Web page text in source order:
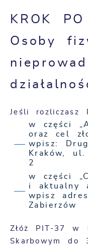
KROK
Osoby
Jeśli rozliczasz
w części
oraz cel
wpisz:
Kraków, ul.
2
w części
i aktualny
wpisz
Zabierzów
Złóż PIT-37 w
Skarbowym do